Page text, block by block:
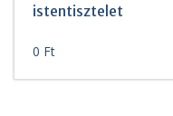
istentisztelet
0 Ft